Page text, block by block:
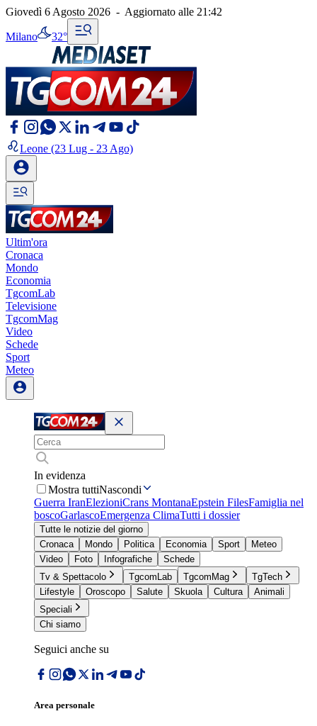
Giovedì 6 Agosto 2026 - Aggiornato alle 21:42
Milano 32°
Leone (23 Lug - 23 Ago)
Ultim'ora
Cronaca
Mondo
Economia
TgcomLab
Televisione
TgcomMag
Video
Schede
Sport
Meteo
In evidenza
Mostra tuttiNascondi
Guerra IranElezioniCrans MontanaEpstein FilesFamiglia nel
boscoGarlascoEmergenza ClimaTutti i dossier
Tutte le notizie del giorno
Cronaca
Mondo Politica Economia Sport
Meteo
Video
Foto Infografiche
Schede
Tv & Spettacolo
TgcomLab TgcomMag
TgTech
Lifestyle
Oroscopo Salute Skuola Cultura
Animali
Speciali
Chi siamo
Seguici anche su
Area personale